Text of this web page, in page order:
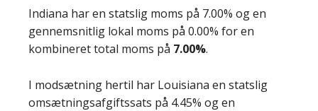
Indiana har en statslig moms på 7.00% og en
gennemsnitlig lokal moms på 0.00% for en
kombineret total moms på 7.00%.
I modsætning hertil har Louisiana en statslig
omsætningsafgiftssats på 4.45% og en